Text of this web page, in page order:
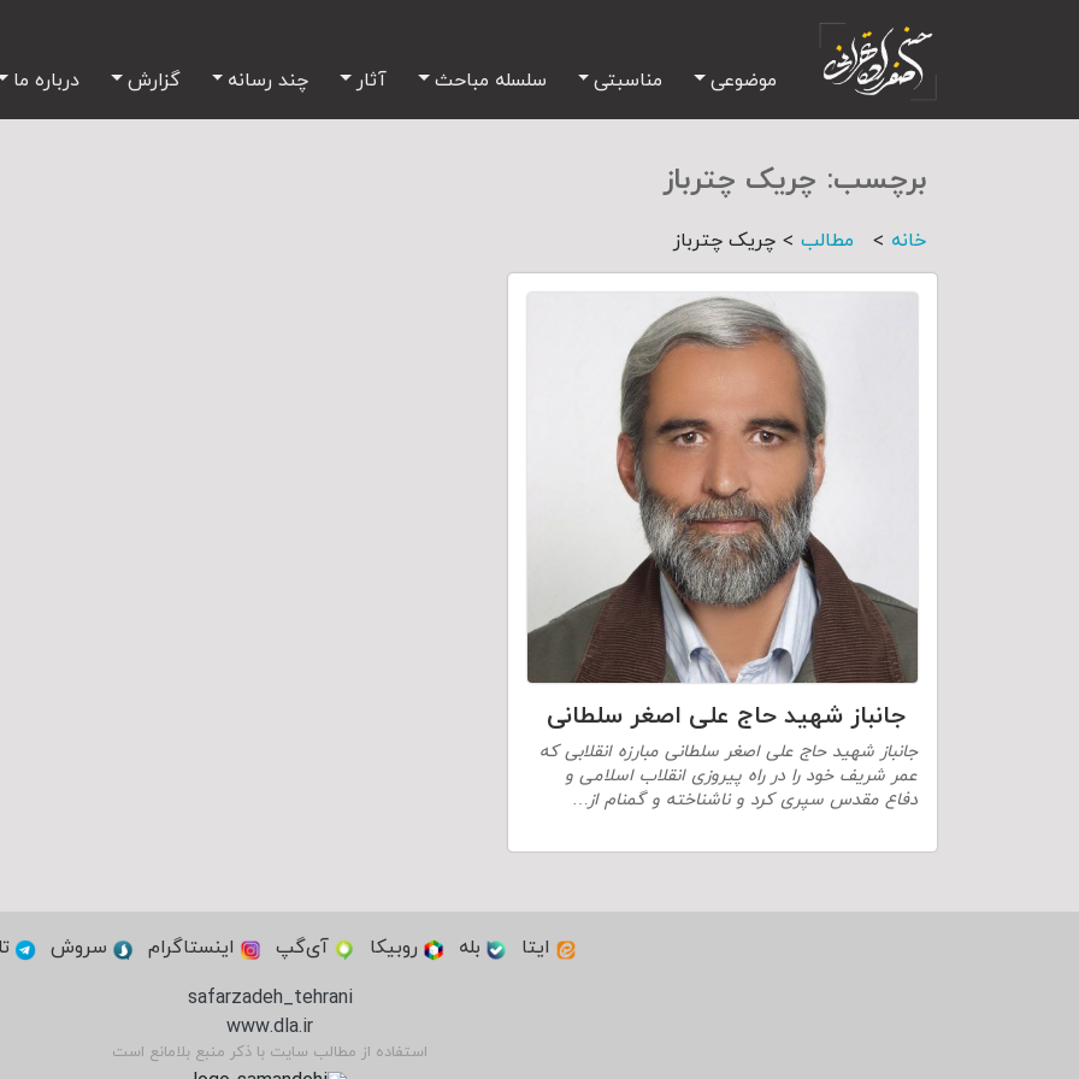
موضوعی مناسبتی سلسله مباحث آثار چند رسانه گزارش درباره ما
برچسب: چریک چترباز
خانه > مطالب > چریک چترباز
جانباز شهید حاج علی اصغر سلطانی
جانباز شهید حاج علی اصغر سلطانی مبارزه انقلابی که
عمر شریف خود را در راه پیروزی انقلاب اسلامی و
دفاع مقدس سپری کرد و ناشناخته و گمنام از…
ایتا بله روبیکا آی‌گپ اینستاگرام سروش
safarzadeh_tehrani
www.dla.ir
استفاده از مطالب سایت با ذکر منبع بلامانع است